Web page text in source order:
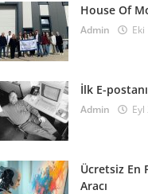
Teknik Geziler
Fabrikası
İN Mar 11, 2026
House Of
Admin
İlk E-
Admin
Ücretsiz En
Aracı